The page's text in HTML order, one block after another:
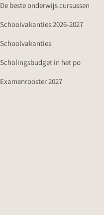
De beste onderwijs cursussen
Schoolvakanties 2026-2027
Schoolvakanties
Scholingsbudget in het po
Examenrooster 2027